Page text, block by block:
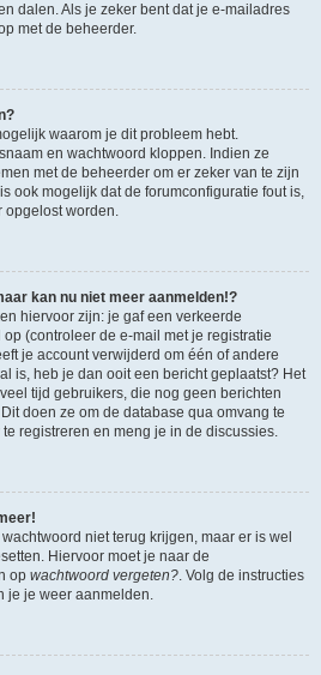
dalen. Als je zeker bent dat je e-mailadres
met de beheerder.
waarom je dit probleem hebt.
en wachtwoord kloppen. Indien ze
met de beheerder om er zeker van te zijn
ook mogelijk dat de forumconfiguratie fout is,
opgelost worden.
kan nu niet meer aanmelden!?
hiervoor zijn: je gaf een verkeerde
(controleer de e-mail met je registratie
je account verwijderd om één of andere
is, heb je dan ooit een bericht geplaatst? Het
tijd gebruikers, die nog geen berichten
doen ze om de database qua omvang te
registreren en meng je in de discussies.
niet terug krijgen, maar er is wel
Hiervoor moet je naar de
op wachtwoord vergeten?. Volg de instructies
je je weer aanmelden.